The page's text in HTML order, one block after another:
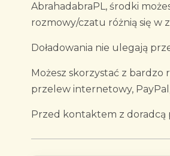
AbrahadabraPL, środki
rozmowy/czatu różnią się w
Doładowania nie ulegają
Możesz skorzystać z bardzo
przelew internetowy,
Przed kontaktem z doradcą